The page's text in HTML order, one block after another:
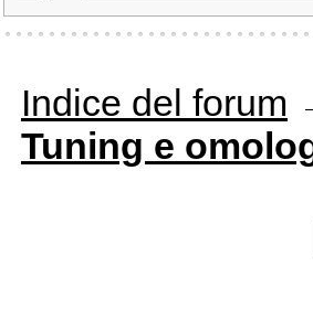
Indice del forum
Tuning e